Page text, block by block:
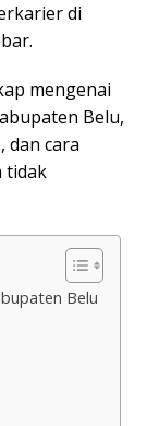
di
mengenai
Belu,
dan cara
tidak
Belu